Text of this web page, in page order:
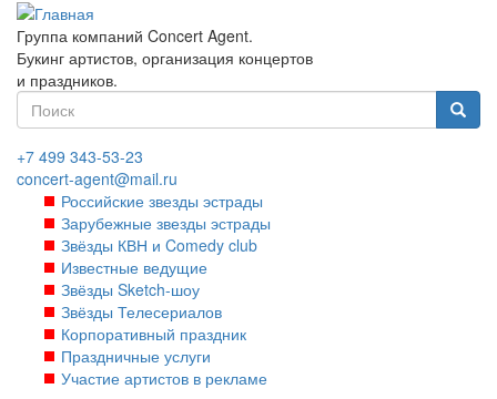
Перейти
основному
содержанию
Группа компаний Concert Agent.
Букинг артистов, организация концертов
и праздников.
Форма
поиска
+7 499 343-53-23
concert-agent@mail.ru
Российские звезды эстрады
Зарубежные звезды эстрады
Звёзды КВН и Comedy club
Известные ведущие
Звёзды Sketch-шоу
Звёзды Телесериалов
Корпоративный праздник
Праздничные услуги
Участие артистов в рекламе